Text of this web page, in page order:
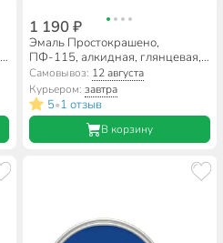
1 190 ₽
Эмаль Простокрашено,
ПФ-115, алкидная, глянцевая,
синяя, 2.7 кг
Самовывоз: 12 августа
Курьером: завтра
5•1 отзыв
В корзину